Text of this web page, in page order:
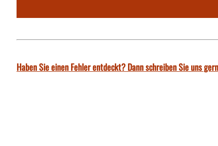
Haben Sie einen Fehler entdeckt? Dann schreiben Sie uns